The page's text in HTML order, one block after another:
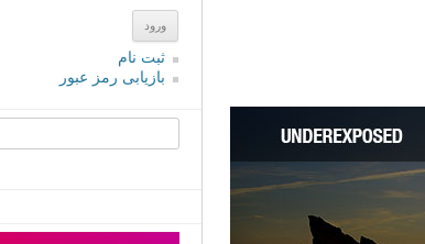
ثبت نام
بازیابی رمز عبور